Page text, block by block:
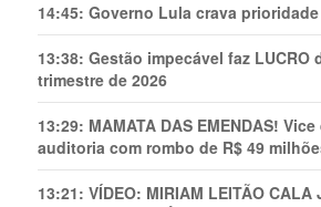
14:45: Governo Lula crava
13:38: Gestão impecável faz
trimestre de 2026
13:29: MAMATA DAS EMENDAS!
auditoria com rombo de R$ 49
13:21: VÍDEO: MIRIAM LEITÃO CALA